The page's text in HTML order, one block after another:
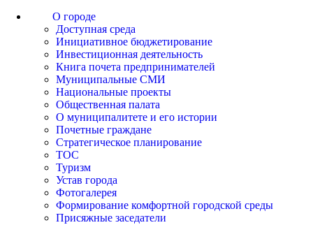
О городе
Доступная среда
Инициативное бюджетирование
Инвестиционная деятельность
Книга почета предпринимателей
Муниципальные СМИ
Национальные проекты
Общественная палата
О муниципалитете и его истории
Почетные граждане
Стратегическое планирование
ТОС
Туризм
Устав города
Фотогалерея
Формирование комфортной городской среды
Присяжные заседатели